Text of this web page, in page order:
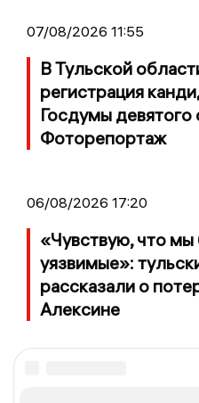
07/08/2026 11:55
В Тульской
регистрация
Госдумы девятого
Фоторепортаж
06/08/2026 17:20
«Чувствую, что
уязвимые»:
рассказали о
Алексине